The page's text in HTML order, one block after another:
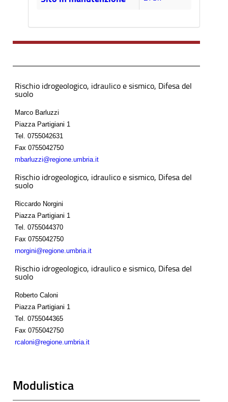
Rischio idrogeologico, idraulico e sismico, Difesa del
suolo
Marco Barluzzi
Piazza Partigiani 1
Tel. 0755042631
Fax 0755042750
mbarluzzi@regione.umbria.it
Rischio idrogeologico, idraulico e sismico, Difesa del
suolo
Riccardo Norgini
Piazza Partigiani 1
Tel. 0755044370
Fax 0755042750
rnorgini@regione.umbria.it
Rischio idrogeologico, idraulico e sismico, Difesa del
suolo
Roberto Caloni
Piazza Partigiani 1
Tel. 0755044365
Fax 0755042750
rcaloni@regione.umbria.it
Modulistica